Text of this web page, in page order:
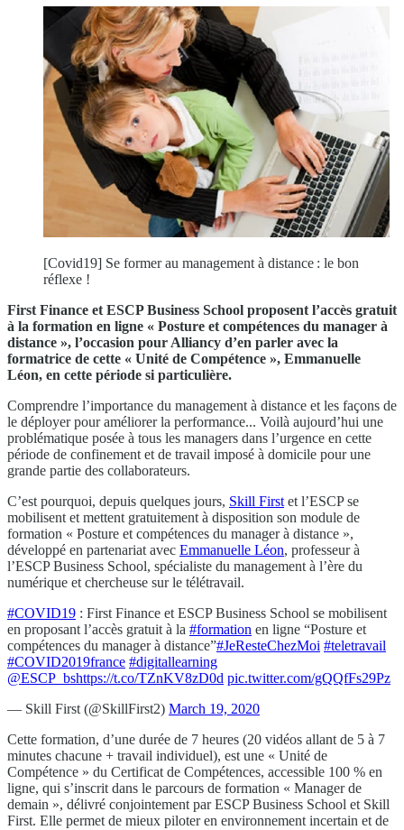
[Covid19] Se former au management à distance : le bon
réflexe !
First Finance et ESCP Business School proposent l’accès gratuit
à la formation en ligne « Posture et compétences du manager à
distance », l’occasion pour Alliancy d’en parler avec la
formatrice de cette « Unité de Compétence », Emmanuelle
Léon, en cette période si particulière.
Comprendre l’importance du management à distance et les façons de
le déployer pour améliorer la performance... Voilà aujourd’hui une
problématique posée à tous les managers dans l’urgence en cette
période de confinement et de travail imposé à domicile pour une
grande partie des collaborateurs.
C’est pourquoi, depuis quelques jours, Skill First et l’ESCP se
mobilisent et mettent gratuitement à disposition son module de
formation « Posture et compétences du manager à distance »,
développé en partenariat avec Emmanuelle Léon, professeur à
l’ESCP Business School, spécialiste du management à l’ère du
numérique et chercheuse sur le télétravail.
#COVID19 : First Finance et ESCP Business School se mobilisent
en proposant l’accès gratuit à la #formation en ligne “Posture et
compétences du manager à distance”#JeResteChezMoi #teletravail
#COVID2019france #digitallearning
@ESCP_bshttps://t.co/TZnKV8zD0d pic.twitter.com/gQQfFs29Pz
— Skill First (@SkillFirst2) March 19, 2020
Cette formation, d’une durée de 7 heures (20 vidéos allant de 5 à 7
minutes chacune + travail individuel), est une « Unité de
Compétence » du Certificat de Compétences, accessible 100 % en
ligne, qui s’inscrit dans le parcours de formation « Manager de
demain », délivré conjointement par ESCP Business School et Skill
First. Elle permet de mieux piloter en environnement incertain et de